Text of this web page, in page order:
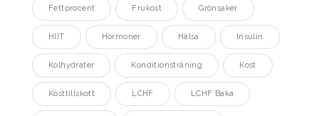
Fettprocent Frukost Grönsaker
HIIT Hormoner Hälsa Insulin
Kolhydrater Konditionsträning Kost
Kosttillskott LCHF LCHF Baka